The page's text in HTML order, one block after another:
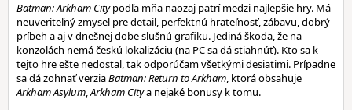
Batman: Arkham Citypodľa mňa naozaj patrí medzi najlepšie hry. Má
neuveriteľný zmysel pre detail, perfektnú hrateľnosť, zábavu, dobrý
príbeh a aj v dnešnej dobe slušnú grafiku. Jediná škoda, že na
konzolách nemá českú lokalizáciu (na PC sa dá stiahnúť). Kto sa k
tejto hre ešte nedostal, tak odporúčam všetkými desiatimi. Prípadne
sa dá zohnať verziaBatman: Return to Arkham, ktorá obsahuje
Arkham Asylum,Arkham Citya nejaké bonusy k tomu.